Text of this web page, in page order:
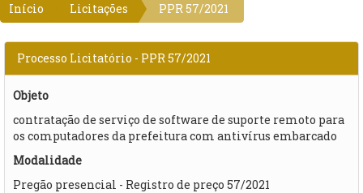
Início Licitações PPR 57/2021
Processo Licitatório - PPR 57/2021
Objeto
contratação de serviço de software de suporte remoto para
os computadores da prefeitura com antivírus embarcado
Modalidade
Pregão presencial - Registro de preço 57/2021